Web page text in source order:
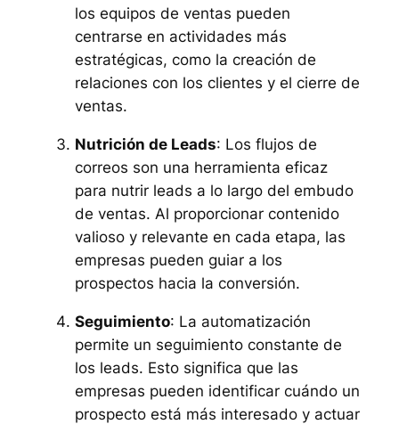
los equipos de ventas pueden
centrarse en actividades más
estratégicas, como la creación de
relaciones con los clientes y el cierre de
ventas.
Nutrición de Leads: Los flujos de
correos son una herramienta eficaz
para nutrir leads a lo largo del embudo
de ventas. Al proporcionar contenido
valioso y relevante en cada etapa, las
empresas pueden guiar a los
prospectos hacia la conversión.
Seguimiento: La automatización
permite un seguimiento constante de
los leads. Esto significa que las
empresas pueden identificar cuándo un
prospecto está más interesado y actuar